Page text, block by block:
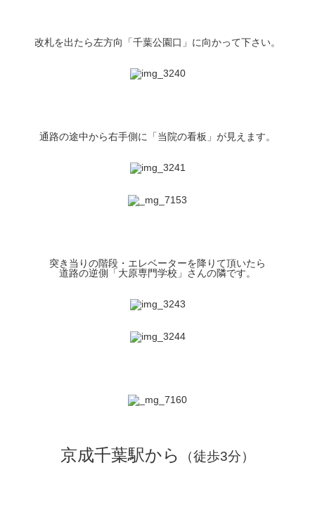
改札を出たら左方向「千葉公園口」に向かって下さい。
通路の途中から右手側に「当院の看板」が見えます。
突き当りの階段・エレベーターを降りて頂いたら
道路の逆側「大原専門学校」さんの隣です。
京成千葉駅から （徒歩3分）